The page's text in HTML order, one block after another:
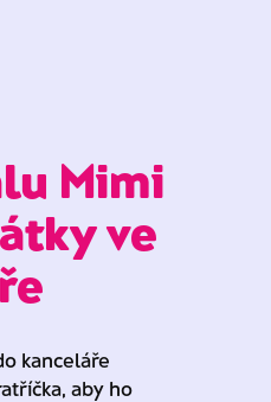
Mimi
ve
kanceláře
aby ho